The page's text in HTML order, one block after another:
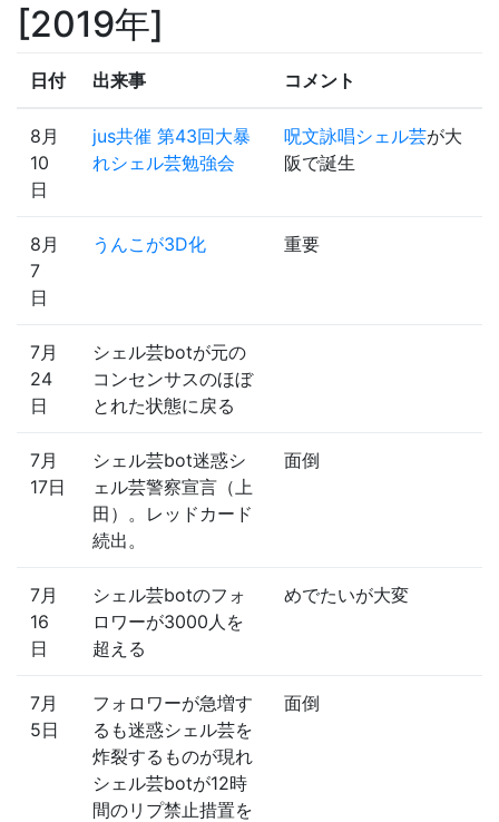
2019年
日付 出来事 コメント
8月
10
日
jus共催 第43回大暴
れシェル芸勉強会
呪文詠唱シェル芸が大
阪で誕生
8月
7
日
うんこが3D化 重要
7月
24
日
シェル芸botが元の
コンセンサスのほぼ
とれた状態に戻る
7月
17日
シェル芸bot迷惑シ
ェル芸警察宣言（上
田）。レッドカード
続出。
面倒
7月
16
日
シェル芸botのフォ
ロワーが3000人を
超える
めでたいが大変
7月
5日
フォロワーが急増す
るも迷惑シェル芸を
炸裂するものが現れ
シェル芸botが12時
間のリプ禁止措置を
面倒